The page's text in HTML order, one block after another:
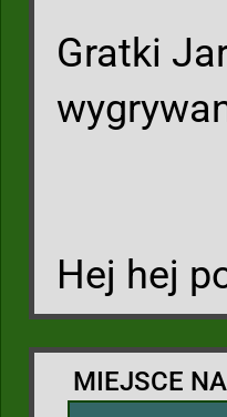
Gratki
Hej hej
MIEJSCE